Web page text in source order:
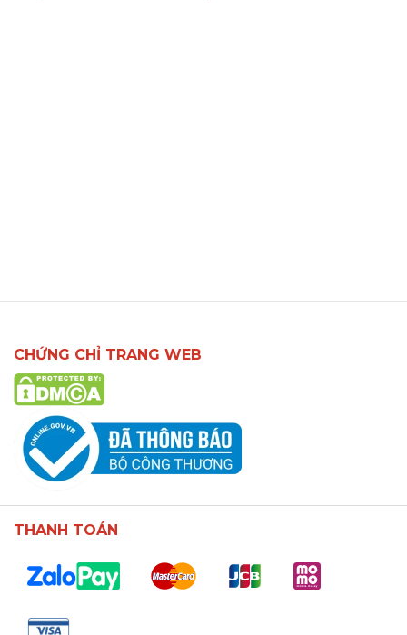
CHỨNG CHỈ TRANG WEB
THANH TOÁN